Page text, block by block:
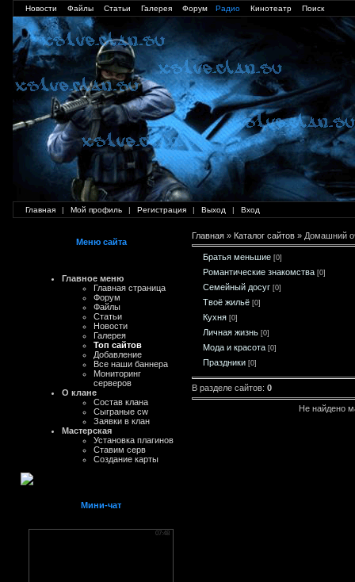
Новости Файлы Статьи Галерея Форум Радио Кинотеатр Поиск
Главная | Мой профиль | Регистрация | Выход | Вход
Меню сайта
Главное меню
Главная страница
Форум
Файлы
Статьи
Новости
Галерея
Топ сайтов
Добавление
Все наши баннера
Мониторинг
серверов
О клане
Состав клана
Сыграные cw
Заявки в клан
Мастерская
Установка плагинов
Ставим серв
Создание карты
Мини-чат
Главная » Каталог сайтов » Домашний
Братья меньшие [0]
Романтические знакомства [0]
Семейный досуг [0]
Твоё жильё [0]
Кухня [0]
Личная жизнь [0]
Мода и красота [0]
Праздники [0]
В разделе сайтов: 0
Не найдено